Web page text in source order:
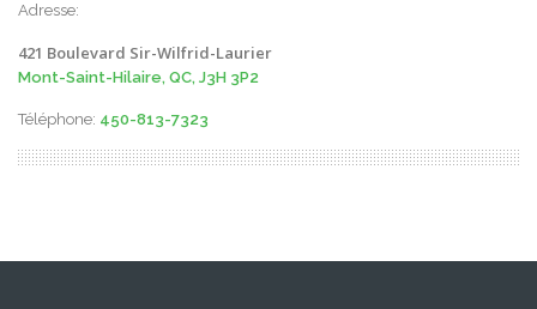
Adresse:
421 Boulevard Sir-Wilfrid-Laurier
Mont-Saint-Hilaire, QC, J3H 3P2
Téléphone: 450-813-7323